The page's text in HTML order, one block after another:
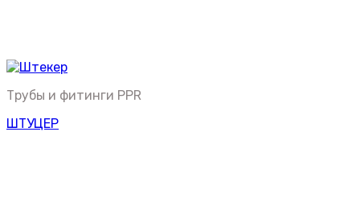
Трубы и фитинги PPR
ШТУЦЕР